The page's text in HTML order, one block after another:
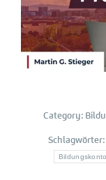
Category:
Schlagwörter:
Bildungskonto